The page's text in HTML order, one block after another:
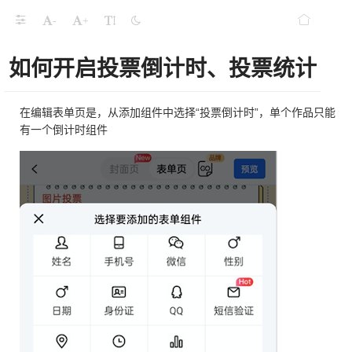
- +
如何开启投票倒计时、投票统计
在编辑表单页是，从添加组件中选择“投票倒计时”，单个作品只能
有一个倒计时组件